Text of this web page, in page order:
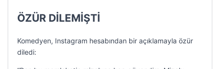
ÖZÜR DİLEMİŞTİ
Komedyen, Instagram hesabından bir açıklamayla özür
diledi: